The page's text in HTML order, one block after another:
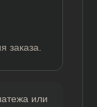
заказа.
или